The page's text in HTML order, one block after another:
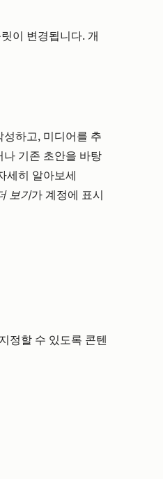
이 변경됩니다. 개
하고, 미디어를 추
기존 초안을 바탕
세히 알아보세
보기가 계정에 표시
정할 수 있도록 콘텐